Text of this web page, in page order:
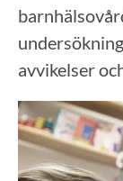
avvikelser